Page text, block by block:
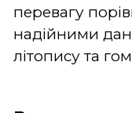
перевагу
надійними
літопису та